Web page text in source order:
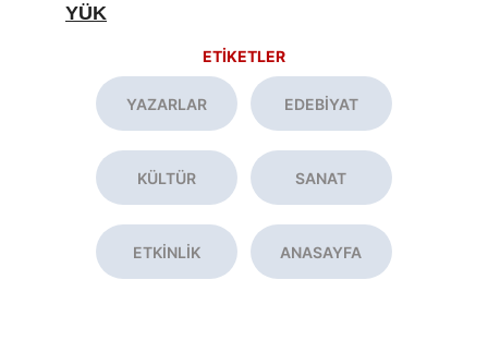
YÜK
ETİKETLER
YAZARLAR EDEBİYAT
KÜLTÜR SANAT
ANASAYFA
ETKİNLİK